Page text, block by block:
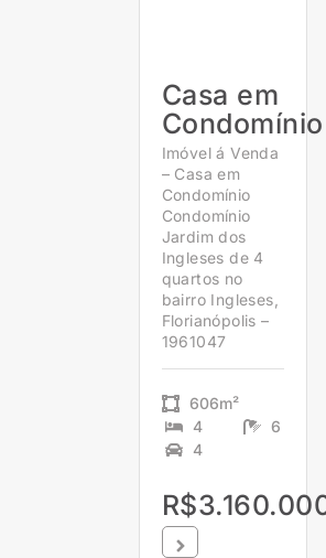
Casa em
Condomínio
Imóvel á Venda
– Casa em
Condomínio
Condomínio
Jardim dos
Ingleses de 4
quartos no
bairro Ingleses,
Florianópolis –
1961047
606m²
4
6
4